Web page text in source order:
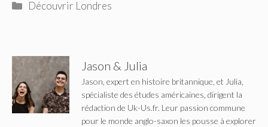
Catégories
Découvrir Londres
Jason & Julia
Jason, expert en histoire britannique, et Julia,
spécialiste des études américaines, dirigent la
rédaction de Uk-Us.fr. Leur passion commune
pour le monde anglo-saxon les pousse à explorer